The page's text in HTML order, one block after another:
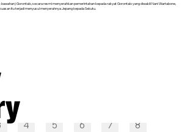
4 5 6 7
8
Gorontalo, secara resmi menyerahkan pemerintahan kepada rakyat Gorontalo yang diwakili Nani Wartabone,
itu terjadi menyusul menyerahnya Jepang kepada Sekutu.